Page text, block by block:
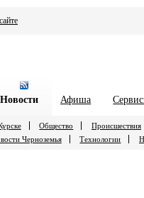
Новости Афиша
Общество Происшествия
Черноземья
Технологии